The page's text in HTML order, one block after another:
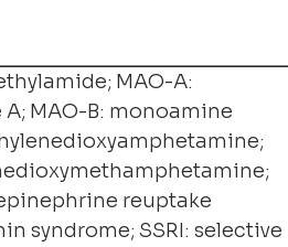
MAO-A:
MAO-B: monoamine
reuptake
syndrome; SSRI: selective